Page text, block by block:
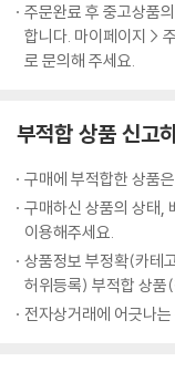
주문완료 후 중고상품
합니다. 마이페이지 >
로 문의해 주세요.
부적합 상품 신고
구매에 부적합한 상품
구매하신 상품의 상태,
이용해주세요.
상품정보 부정확(카테
허위등록) 부적합 상품
전자상거래에 어긋나